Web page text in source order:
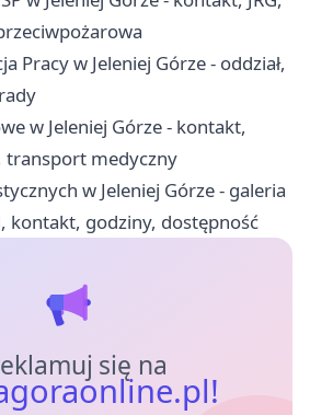
Pracy w Jeleniej Górze - oddział,
w Jeleniej Górze - kontakt,
transport medyczny
w Jeleniej Górze - galeria
kontakt, godziny, dostępność
się na